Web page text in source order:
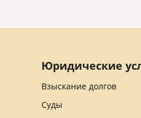
Юридические
Взыскание долгов
Суды